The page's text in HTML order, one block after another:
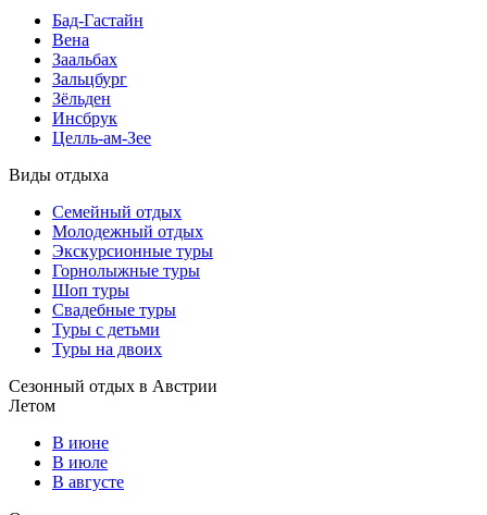
Бад-Гаcтайн
Вена
Заальбах
Зальцбург
Зёльден
Инсбрук
Целль-ам-Зее
Виды отдыха
Семейный отдых
Молодежный отдых
Экскурсионные туры
Горнолыжные туры
Шоп туры
Свадебные туры
Туры с детьми
Туры на двоих
Сезонный отдых в Австрии
Летом
В июне
В июле
В августе